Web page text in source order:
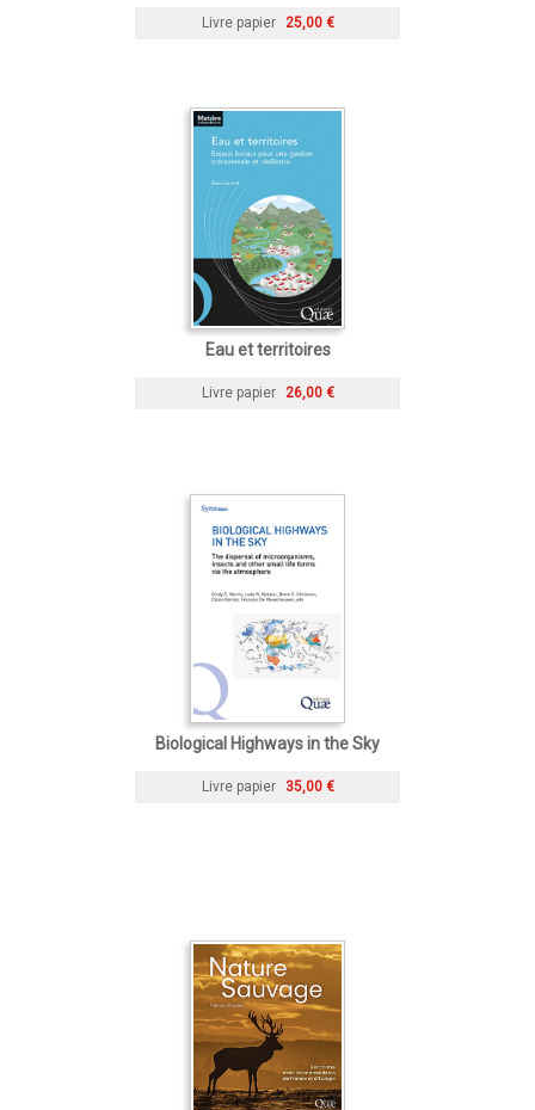
Livre papier 25,00 €
Eau et territoires
Livre papier 26,00 €
Biological Highways in the Sky
Livre papier 35,00 €